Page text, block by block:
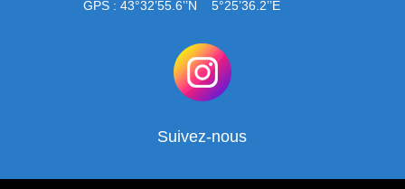
GPS : 43°32’55.6’’N 5°25’36.2’’E
Suivez-nous